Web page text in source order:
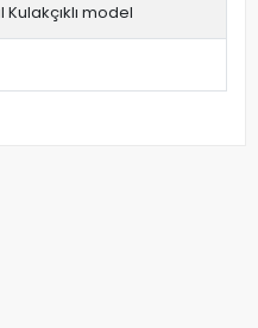
Kulakçıklı model